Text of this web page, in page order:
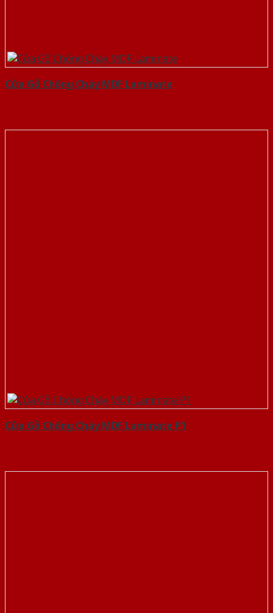
Cửa Gỗ Chống Cháy MDF Laminate
Cửa Gỗ Chống Cháy MDF Laminate P1